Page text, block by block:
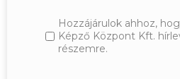
Hozzájárulok ahhoz,
Képző Központ Kft.
részemre.